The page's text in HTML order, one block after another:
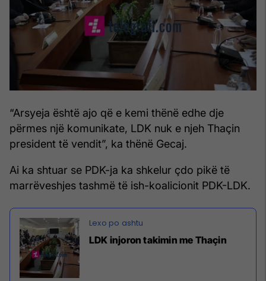
“Arsyeja është ajo që e kemi thënë edhe dje
përmes një komunikate, LDK nuk e njeh Thaçin
president të vendit”, ka thënë Gecaj.
Ai ka shtuar se PDK-ja ka shkelur çdo pikë të
marrëveshjes tashmë të ish-koalicionit PDK-LDK.
LDK injoron takimin me Thaçin